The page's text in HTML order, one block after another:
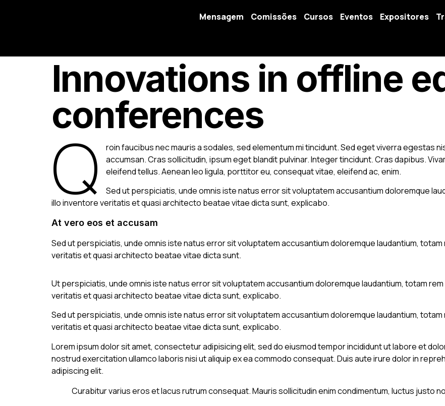
Mensagem Comissões Cursos Eventos Expositores
Innovations in offline
conferences
Q
roin faucibus nec mauris a sodales, sed elementum mi tincidunt. Sed eget viverra egestas
accumsan. Cras sollicitudin, ipsum eget blandit pulvinar. Integer tincidunt. Cras dapibus.
eleifend tellus. Aenean leo ligula, porttitor eu, consequat vitae, eleifend ac, enim.
Sed ut perspiciatis, unde omnis iste natus error sit voluptatem accusantium doloremque
illo inventore veritatis et quasi architecto beatae vitae dicta sunt, explicabo.
At vero eos et accusam
Sed ut perspiciatis, unde omnis iste natus error sit voluptatem accusantium doloremque laudantium,
veritatis et quasi architecto beatae vitae dicta sunt.
Ut perspiciatis, unde omnis iste natus error sit voluptatem accusantium doloremque laudantium, totam
veritatis et quasi architecto beatae vitae dicta sunt, explicabo.
Sed ut perspiciatis, unde omnis iste natus error sit voluptatem accusantium doloremque laudantium,
veritatis et quasi architecto beatae vitae dicta sunt, explicabo.
Lorem ipsum dolor sit amet, consectetur adipisicing elit, sed do eiusmod tempor incididunt ut labore et
nostrud exercitation ullamco laboris nisi ut aliquip ex ea commodo consequat. Duis aute irure dolor in
adipiscing elit.
Curabitur varius eros et lacus rutrum consequat. Mauris sollicitudin enim condimentum, luctus justo